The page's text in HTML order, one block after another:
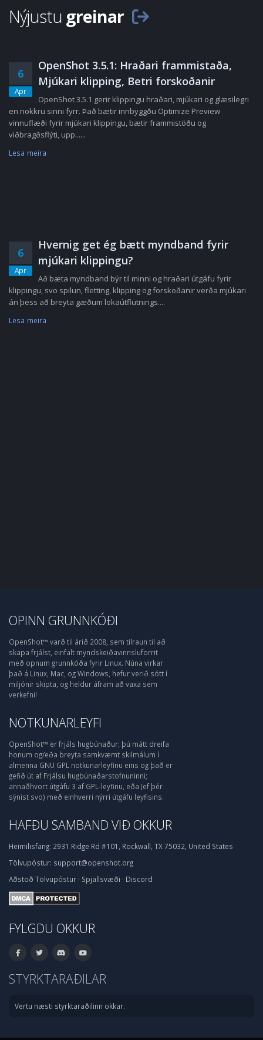
Nýjustu greinar
6
Apr
OpenShot 3.5.1: Hraðari frammistaða,
Mjúkari klipping, Betri forskoðanir
OpenShot 3.5.1 gerir klippingu hraðari, mjúkari og glæsilegri
en nokkru sinni fyrr. Það bætir innbyggðu Optimize Preview
vinnuflæði fyrir mjúkari klippingu, bætir frammistöðu og
viðbragðsflýti, upp......
Lesa meira
6
Apr
Hvernig get ég bætt myndband fyrir
mjúkari klippingu?
Að bæta myndband býr til minni og hraðari útgáfu fyrir
klippingu, svo spilun, fletting, klipping og forskoðanir verða mjúkari
án þess að breyta gæðum lokaútflutnings....
Lesa meira
OPINN GRUNNKÓÐI
OpenShot™ varð til árið 2008, sem tilraun til að
skapa frjálst, einfalt myndskeiðavinnsluforrit
með opnum grunnkóða fyrir Linux. Núna virkar
það á Linux, Mac, og Windows, hefur verið sótt í
miljónir skipta, og heldur áfram að vaxa sem
verkefni!
NOTKUNARLEYFI
OpenShot™ er frjáls hugbúnaður; þú mátt dreifa
honum og/eða breyta samkvæmt skilmálum í
almenna GNU GPL notkunarleyfinu eins og það er
gefið út af Frjálsu hugbúnaðarstofnuninni;
annaðhvort útgáfu 3 af GPL-leyfinu, eða (ef þér
sýnist svo) með einhverri nýrri útgáfu leyfisins.
HAFÐU SAMBAND VIÐ OKKUR
Heimilisfang: 2931 Ridge Rd #101, Rockwall, TX 75032, United States
Tölvupóstur: support@openshot.org
Aðstoð Tölvupóstur · Spjallsvæði · Discord
FYLGDU OKKUR
STYRKTARAÐILAR
Vertu næsti styrktaraðilinn okkar.